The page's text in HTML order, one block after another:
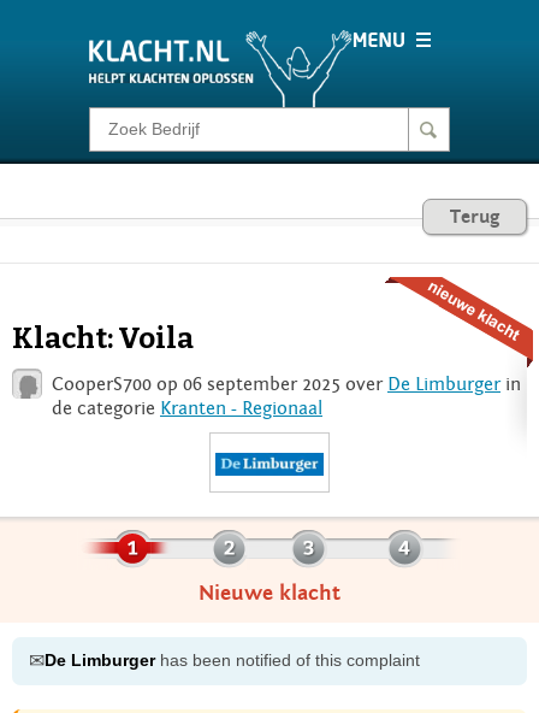
Klacht melden
Consumentenrecht Terug
Klacht: Voila
CooperS700 op 06 september 2025 over De Limburgerin
de categorie Kranten - Regionaal
Nieuwe klacht
✉De Limburgerhas been notified of this complaint